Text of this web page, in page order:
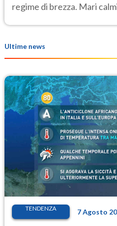
regime di brezza. Mari
Ultime news
TENDENZA 7 Agosto